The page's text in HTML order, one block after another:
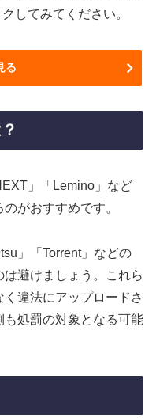
してみてください。
る
」「Lemino」など
がおすすめです。
」「Torrent」などの
避けましょう。これら
違法にアップロードさ
処罰の対象となる可能